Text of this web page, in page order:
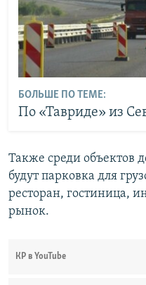
БОЛЬШЕ ПО ТЕМЕ:
По «Тавриде» из
Также среди объектов
будут парковка для
ресторан, гостиница,
рынок.
КР в YouTube